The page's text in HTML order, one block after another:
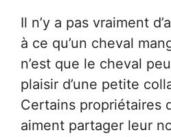
Il n’y a pas vraiment
à ce qu’un cheval
n’est que le cheval
plaisir d’une petite
Certains propriétaires
aiment partager leur